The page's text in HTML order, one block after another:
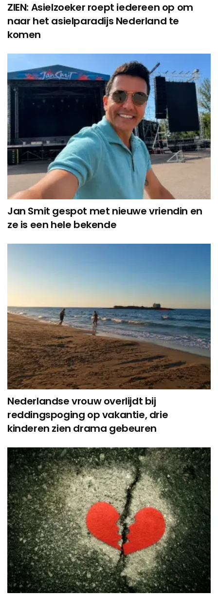
ZIEN: Asielzoeker roept iedereen op om
naar het asielparadijs Nederland te
komen
Jan Smit gespot met nieuwe vriendin en
ze is een hele bekende
Nederlandse vrouw overlijdt bij
reddingspoging op vakantie, drie
kinderen zien drama gebeuren